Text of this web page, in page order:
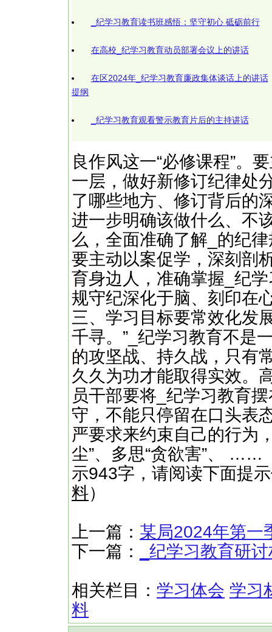
_纪学习教育读书班感悟：坚守初心 砥砺前行
在高校_纪学习教育动员部署会议上的讲话
在区2024年_纪学习教育廉政集体谈话上的讲话
提纲
_纪学习教育观看警示教育片后的主持讲话
良作风这一“必修课程”。
一层，做好新修订纪律处
了哪些地方、修订背后的
进一步明确该做什么、不
么，全面准确了解_的纪
要主动以案促学，深刻剖
育身边人，准确掌握_纪
规守纪深化于脑、刻印在
三、学习目标要常效化发
千寻。”_纪学习教育不是
的攻坚战、持久战，只有
久久为功才能取得实效。
员干部要将_纪学习教育
守，不能只停留在口头表
严要求来约束自己的行为
尘”、多思“贪欲害”、 ……
示943字，请阅读下面提
料）
上一篇： 某局2024年第一
下一篇：
_纪学习教育研
相关栏目： 学习体会 学习
料